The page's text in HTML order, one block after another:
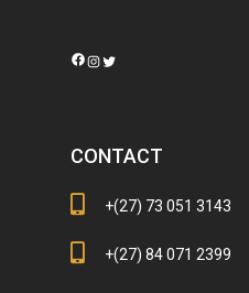
Instagram
CONTACT
+(27) 73 051 3143
+(27) 84 071 2399